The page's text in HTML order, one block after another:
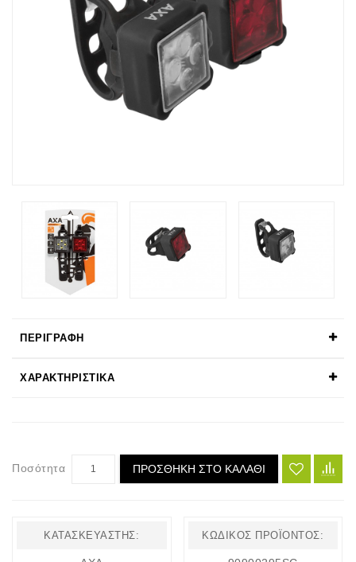
ΠΕΡΙΓΡΑΦΉ
ΧΑΡΑΚΤΗΡΙΣΤΙΚΆ
Ποσότητα ΠΡΟΣΘΉΚΗ ΣΤΟ ΚΑΛΆΘΙ
ΚΑΤΑΣΚΕΥΑΣΤΉΣ: ΚΩΔΙΚΌΣ ΠΡΟΪΌΝΤΟΣ: